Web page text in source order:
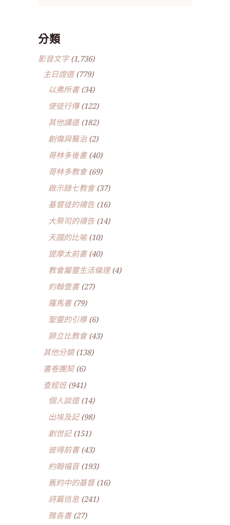
分類
影音文字(1,736)
主日證道(779)
以弗所書(34)
使徒行傳(122)
其他講道(182)
創傷與醫治(2)
哥林多後書(40)
哥林多教會(69)
啟示錄七教會(37)
基督徒的禱告(16)
大祭司的禱告(14)
天國的比喻(10)
提摩太前書(40)
教會屬靈生活倫理(4)
約翰壹書(27)
羅馬書(79)
聖靈的引導(6)
腓立比教會(43)
其他分類(138)
書卷團契(6)
查經班(941)
個人談道(14)
出埃及記(98)
創世記(151)
彼得前書(43)
約翰福音(193)
舊約中的基督(16)
詩篇信息 (241)
雅各書(27)